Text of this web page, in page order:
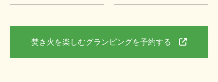
焚き火を楽しむグランピングを予約する